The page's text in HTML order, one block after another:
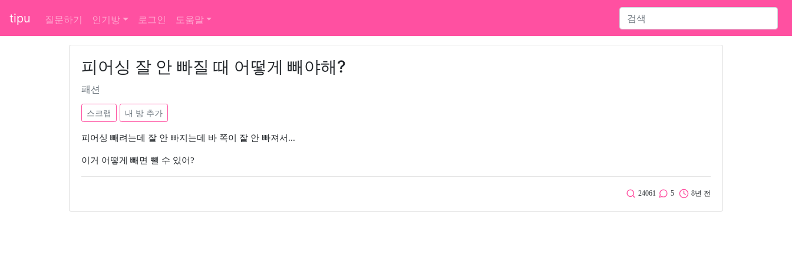
tipu 질문하기 인기방 로그인 도움말
피어싱 잘 안 빠질 때 어떻게 빼야해?
패션
스크랩 내 방 추가
피어싱 빼려는데 잘 안 빠지는데 바 쪽이 잘 안 빠져서...
이거 어떻게 빼면 뺄 수 있어?
24061 5 8년 전